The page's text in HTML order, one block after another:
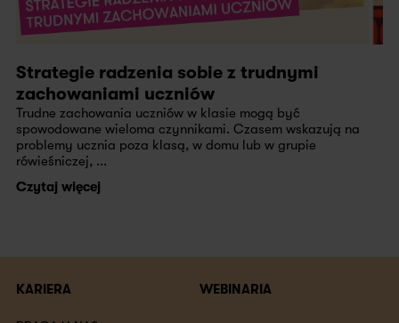
Strategie radzenia sobie z trudnymi
zachowaniami uczniów
Trudne zachowania uczniów w klasie mogą być
spowodowane wieloma czynnikami. Czasem wskazują na
problemy ucznia poza klasą, w domu lub w grupie
rówieśniczej, ...
Czytaj więcej
KARIERA WEBINARIA